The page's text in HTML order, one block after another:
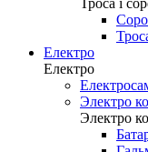
Електро
Електро
Электро
Электро